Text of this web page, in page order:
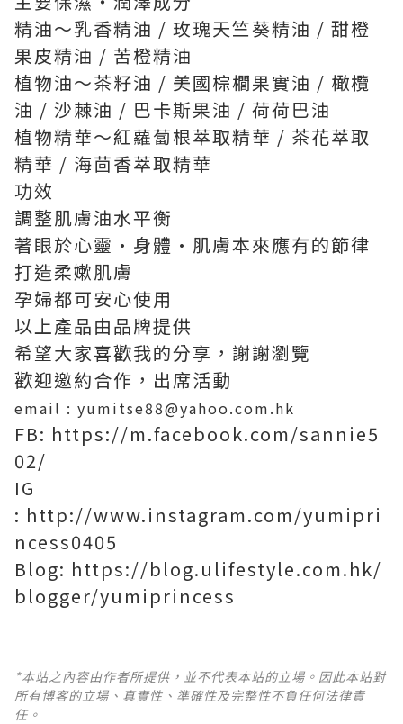
精油～乳香精油 / 玫瑰天竺葵精油 / 甜橙
果皮精油 / 苦橙精油
植物油～茶籽油 / 美國棕櫚果實油 / 橄欖
油 / 沙棘油 / 巴卡斯果油 / 荷荷巴油
植物精華～紅蘿蔔根萃取精華 / 茶花萃取
精華 / 海茴香萃取精華
功效
調整肌膚油水平衡
著眼於心靈·身體·肌膚本來應有的節律
打造柔嫰肌膚
孕婦都可安心使用
以上產品由品牌提供
希望大家喜歡我的分享，謝謝瀏覽
歡迎邀約合作，出席活動
email : yumitse88@yahoo.com.hk
FB: https://m.facebook.com/sannie5
02/
IG
: http://www.instagram.com/yumipri
ncess0405
Blog: https://blog.ulifestyle.com.hk/
blogger/yumiprincess
*本站之內容由作者所提供，並不代表本站的立場。因此本站對
所有博客的立場、真實性、準確性及完整性不負任何法律責
任。